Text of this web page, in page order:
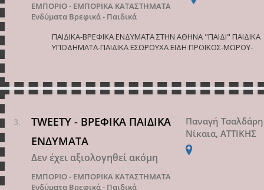
ΕΜΠΟΡΙΟ - ΕΜΠΟΡΙΚΑ ΚΑΤΑΣΤΗΜΑΤΑ
Ενδύματα Βρεφικά - Παιδικά
ΠΑΙΔΙΚΑ-ΒΡΕΦΙΚΑ ΕΝΔΥΜΑΤΑ ΣΤΗΝ ΑΘΗΝΑ "ΠΑΙΔΙ" ΠΑΙΔΙΚΑ
ΥΠΟΔΗΜΑΤΑ-ΠΑΙΔΙΚΑ ΕΣΩΡΟΥΧΑ ΕΙΔΗ ΠΡΟΙΚΟΣ-ΜΩΡΟΥ-
TWEETY - ΒΡΕΦΙΚΑ ΠΑΙΔΙΚΑ
ΕΝΔΥΜΑΤΑ
Δεν έχει αξιολογηθεί ακόμη
ΕΜΠΟΡΙΟ - ΕΜΠΟΡΙΚΑ ΚΑΤΑΣΤΗΜΑΤΑ
Ενδύματα Βρεφικά - Παιδικά
Παναγή
Νίκαια, ΑΤΤΙΚΗΣ